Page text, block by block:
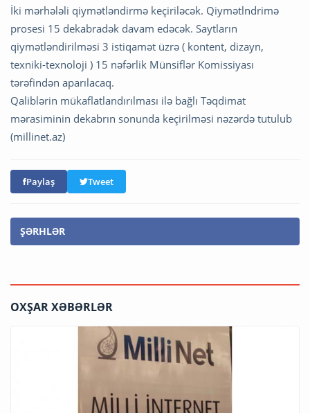
İki mərhələli qiymətləndirmə keçiriləcək. Qiymətlndrimə
prosesi 15 dekabradək davam edəcək. Saytların
qiymətləndirilməsi 3 istiqamət üzrə ( kontent, dizayn,
texniki-texnoloji ) 15 nəfərlik Münsiflər Komissiyası
tərəfindən aparılacaq.
Qaliblərin mükaflatlandırılması ilə bağlı Təqdimat
mərasiminin dekabrın sonunda keçirilməsi nəzərdə tutulub
(millinet.az)
Paylaş Tweet
ŞƏRHLƏR
OXŞAR XƏBƏRLƏR